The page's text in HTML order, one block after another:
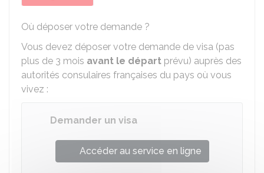
Où déposer votre demande ?
Vous devez déposer votre demande de visa (pas
plus de 3 mois avant le départ prévu) auprès des
autorités consulaires françaises du pays où vous
vivez :
Demander un visa
Accéder au service en ligne